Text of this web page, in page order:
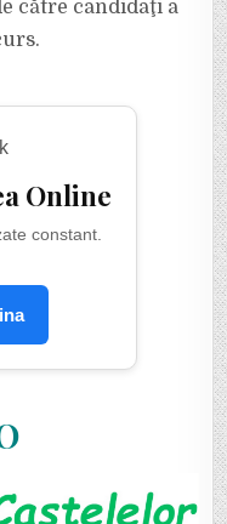
către candidaţi a
Online
constant.